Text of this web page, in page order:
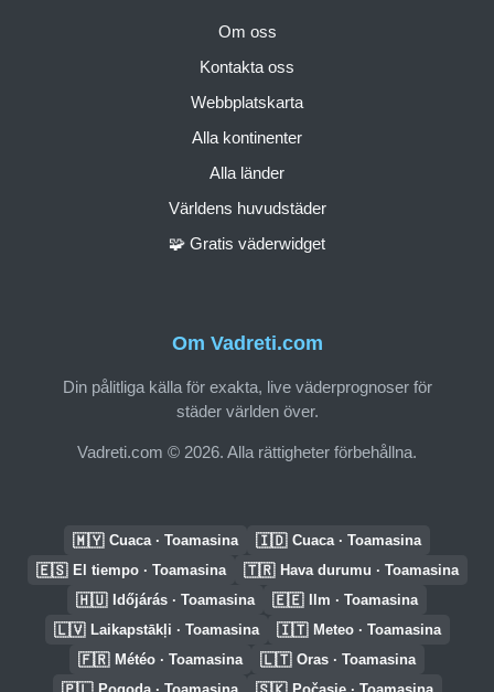
Om Vadreti.com
Din pålitliga källa för exakta, live väderprognoser för
städer världen över.
Vadreti.com © 2026. Alla rättigheter förbehållna.
Om oss
Kontakta oss
Webbplatskarta
Alla kontinenter
Alla länder
Världens huvudstäder
🧩 Gratis väderwidget
🇲🇾 Cuaca · Toamasina 🇮🇩 Cuaca · Toamasina
🇪🇸 El tiempo · Toamasina 🇹🇷 Hava durumu · Toamasina
🇭🇺 Időjárás · Toamasina 🇪🇪 Ilm · Toamasina
🇱🇻 Laikapstākļi · Toamasina 🇮🇹 Meteo · Toamasina
🇫🇷 Météo · Toamasina 🇱🇹 Oras · Toamasina